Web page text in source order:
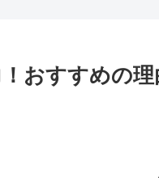
おすすめの理